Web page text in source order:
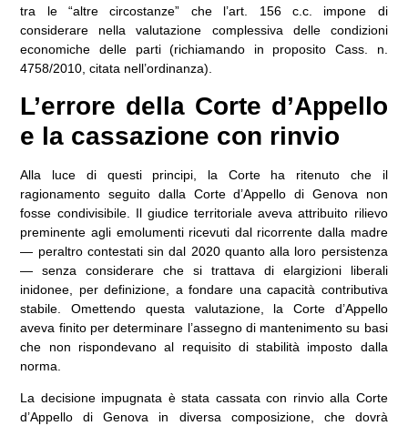
tra le “altre circostanze” che l’art. 156 c.c. impone di
considerare nella valutazione complessiva delle condizioni
economiche delle parti (richiamando in proposito Cass. n.
4758/2010, citata nell’ordinanza).
L’errore della Corte d’Appello
e la cassazione con rinvio
Alla luce di questi principi, la Corte ha ritenuto che il
ragionamento seguito dalla Corte d’Appello di Genova non
fosse condivisibile. Il giudice territoriale aveva attribuito rilievo
preminente agli emolumenti ricevuti dal ricorrente dalla madre
— peraltro contestati sin dal 2020 quanto alla loro persistenza
— senza considerare che si trattava di elargizioni liberali
inidonee, per definizione, a fondare una capacità contributiva
stabile. Omettendo questa valutazione, la Corte d’Appello
aveva finito per determinare l’assegno di mantenimento su basi
che non rispondevano al requisito di stabilità imposto dalla
norma.
La decisione impugnata è stata cassata con rinvio alla Corte
d’Appello di Genova in diversa composizione, che dovrà